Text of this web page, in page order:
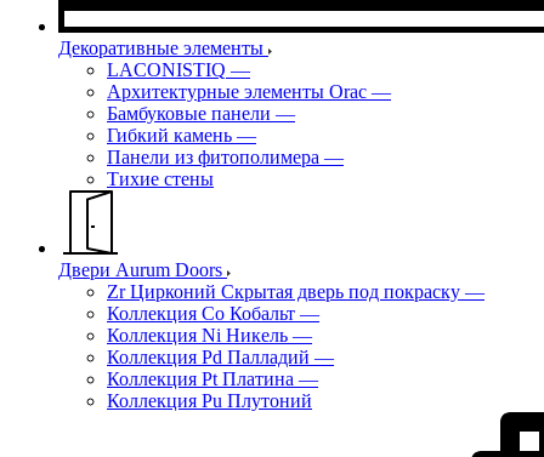
Декоративные элементы
LACONISTIQ —
Архитектурные элементы Orac —
Бамбуковые панели —
Гибкий камень —
Панели из фитополимера —
Тихие стены
Двери Aurum Doors
Zr Цирконий Скрытая дверь под покраску —
Коллекция Co Кобальт —
Коллекция Ni Никель —
Коллекция Pd Палладий —
Коллекция Pt Платина —
Коллекция Pu Плутоний